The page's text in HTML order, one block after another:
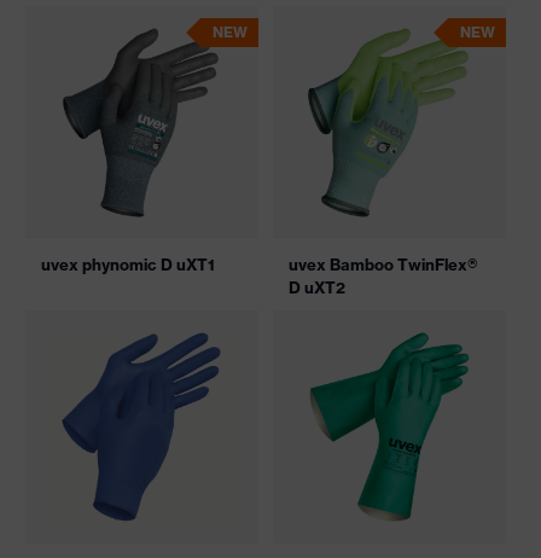
NEW
uvex phynomic D uXT1
NEW
uvex Bamboo TwinFlex®
D uXT2